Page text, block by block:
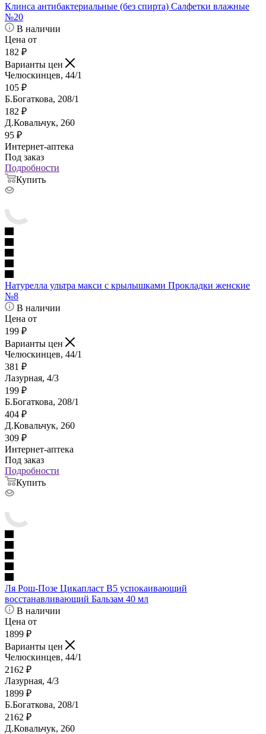
Клинса антибактериальные (без спирта) Салфетки влажные
№20
В наличии
Цена от
182 ₽
Варианты цен
Челюскинцев, 44/1
105 ₽
Б.Богаткова, 208/1
182 ₽
Д.Ковальчук, 260
95 ₽
Интернет-аптека
Под заказ
Подробности
Купить
Натурелла ультра макси с крылышками Прокладки женские
№8
В наличии
Цена от
199 ₽
Варианты цен
Челюскинцев, 44/1
381 ₽
Лазурная, 4/3
199 ₽
Б.Богаткова, 208/1
404 ₽
Д.Ковальчук, 260
309 ₽
Интернет-аптека
Под заказ
Подробности
Купить
Ля Рош-Позе Цикапласт В5 успокаивающий
восстанавливающий Бальзам 40 мл
В наличии
Цена от
1899 ₽
Варианты цен
Челюскинцев, 44/1
2162 ₽
Лазурная, 4/3
1899 ₽
Б.Богаткова, 208/1
2162 ₽
Д.Ковальчук, 260